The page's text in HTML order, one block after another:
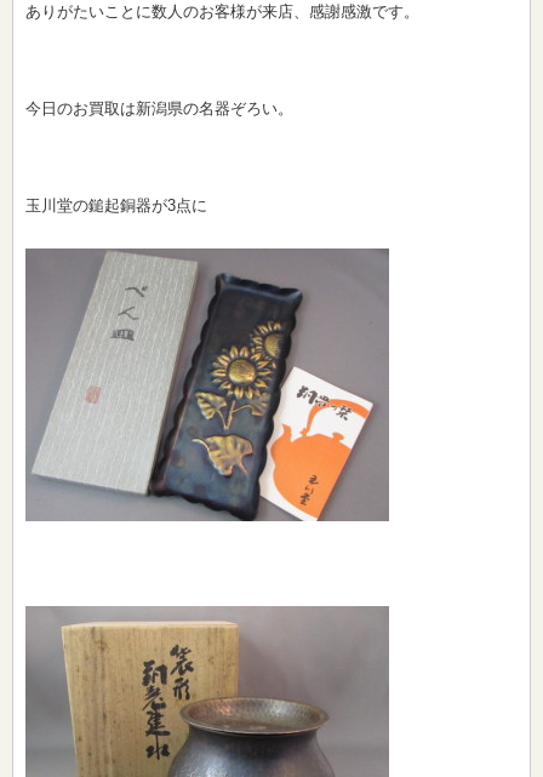
ありがたいことに数人のお客様が来店、感謝感激です。
今日のお買取は新潟県の名器ぞろい。
玉川堂の鎚起銅器が3点に